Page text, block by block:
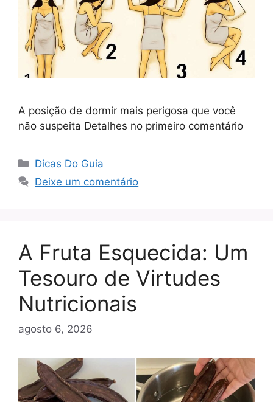
A posição de dormir mais perigosa que você
não suspeita Detalhes no primeiro comentário
Categorias
Dicas Do Guia
Deixe um comentário
A Fruta Esquecida: Um
Tesouro de Virtudes
Nutricionais
agosto 6, 2026